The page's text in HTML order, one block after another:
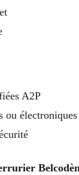
A2P
ou électroniques